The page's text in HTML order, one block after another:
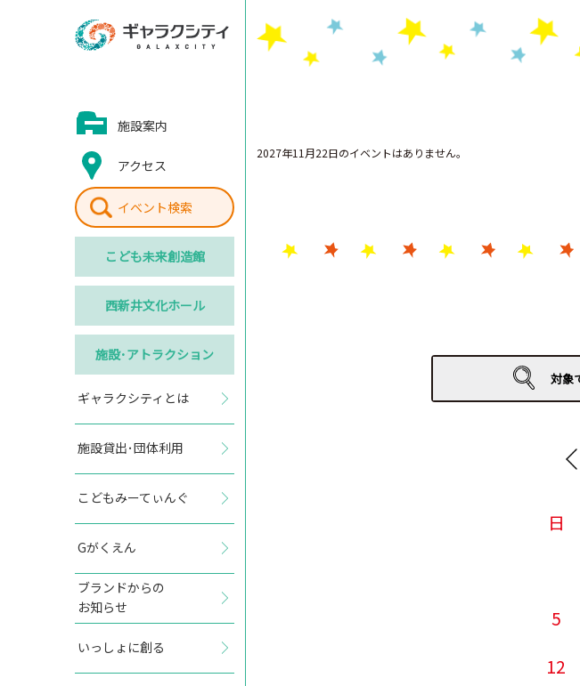
施設案内
アクセス
イベント検索
こども未来創造館
西新井文化ホール
施設･アトラクション
ギャラクシティとは
施設貸出･団体利用
こどもみーてぃんぐ
Gがくえん
ブランドからの
お知らせ
いっしょに創る
2027年11月22日のイベントはありません。
対象
2027年11月
月 火 水 木
1
2 3 4
8 9 10 11
日
5
12